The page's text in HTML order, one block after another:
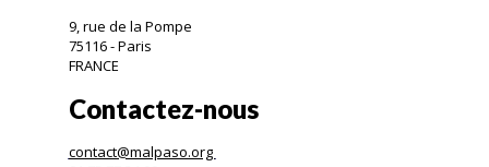
9, rue de la Pompe
75116 - Paris
FRANCE
Contactez-nous
contact@malpaso.org